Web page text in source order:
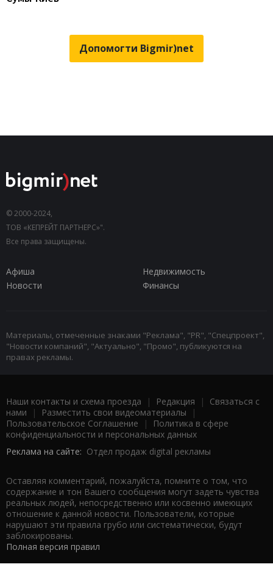
Допомогти Bigmir)net
© 2000-2024,
ТОВ «КЕПРЕЙТ ПАРТНЕРС»".
Все права защищены.
Афиша
Недвижимость
Новости
Финансы
Материалы, отмеченные знаками "Реклама", "PR", "Спецпроект",
"Новости компаний", "Актуально", "Промо", публикуются на
правах рекламы.
Наши контакты и схема проезда | Редакция | Связаться с
нами | Разместить свои видеоматериалы |
Пользовательское Соглашение |
Политика в сфере
конфиденциальности и персональных данных
Реклама на сайте: Отдел продаж digital рекламы
Оставляя комментарий, пожалуйста, помните о том, что
содержание и тон Вашего сообщения могут задеть чувства
реальных людей, непосредственно или косвенно имеющих
отношение к данной новости. Пользователи, которые
нарушают эти правила грубо или систематически, будут
заблокированы.
Полная версия правил